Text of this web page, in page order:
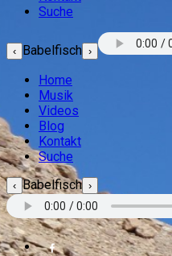
Suche
‹ Babelfisch ›
Home
Musik
Videos
Blog
Kontakt
Suche
‹ Babelfisch ›